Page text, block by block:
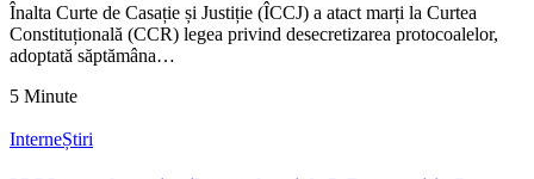
Înalta Curte de Casație și Justiție (ÎCCJ) a atact marți la Curtea
Constituțională (CCR) legea privind desecretizarea protocoalelor,
adoptată săptămâna…
5 Minute
InterneȘtiri